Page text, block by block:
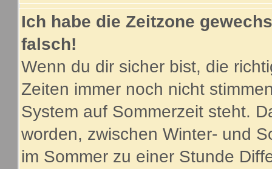
Ich habe die Zeitzone
falsch!
Wenn du dir sicher bist, die
Zeiten immer noch nicht
System auf Sommerzeit steht.
worden, zwischen Winter- und
im Sommer zu einer Stunde